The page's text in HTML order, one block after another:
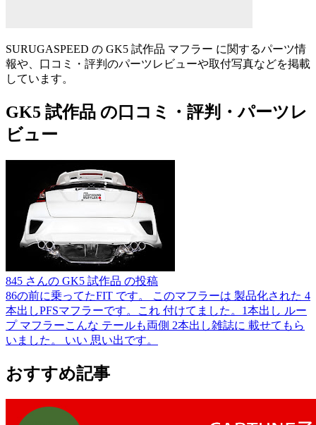
SURUGASPEED の GK5 試作品 マフラー に関するパーツ情
報や、口コミ・評判のパーツレビューや取付写真などを掲載
しています。
GK5 試作品 の口コミ・評判・パーツレ
ビュー
845 さんの GK5 試作品 の投稿
86の前に乗ってたFIT です。 このマフラーは 製品化された 4
本出しPFSマフラーです。これ 付けてました。1本出し ルー
プ マフラーこんな テールも両側 2本出し雑誌に 載せてもら
いました。 いい 思い出です。
おすすめ記事